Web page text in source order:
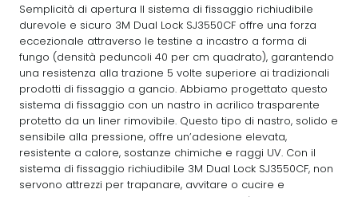
Semplicità di apertura Il sistema di fissaggio richiudibile
durevole e sicuro 3M Dual Lock SJ3550CF offre una forza
eccezionale attraverso le testine a incastro a forma di
fungo (densità peduncoli 40 per cm quadrato), garantendo
una resistenza alla trazione 5 volte superiore ai tradizionali
prodotti di fissaggio a gancio. Abbiamo progettato questo
sistema di fissaggio con un nastro in acrilico trasparente
protetto da un liner rimovibile. Questo tipo di nastro, solido e
sensibile alla pressione, offre un’adesione elevata,
resistente a calore, sostanze chimiche e raggi UV. Con il
sistema di fissaggio richiudibile 3M Dual Lock SJ3550CF, non
servono attrezzi per trapanare, avvitare o cucire e